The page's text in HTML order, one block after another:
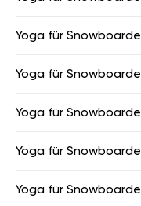
Yoga für
Yoga für
Yoga für
Yoga für
Yoga für